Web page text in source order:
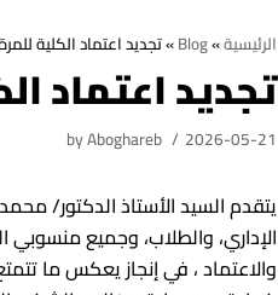
الرئيسية
عن الكلية
الاهداف
الهيكل التنظيمي
الأقسام العلمية
قطاعات الكلية
شئون التعليم
هيئة التدريس
الرئيسية»
Blog
»تجديد اعتماد الكلية
تجديد اعتماد
byAboghareb 2026-05-21
يتقدم السيد الأستاذ الدكتور/
الإداري، والطلاب، وجميع منسوبي
والاعتماد ، في إنجاز يعكس ما